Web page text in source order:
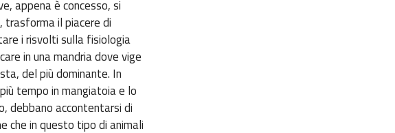
appena è concesso, si
trasforma il piacere di
i risvolti sulla fisiologia
in una mandria dove vige
del più dominante. In
tempo in mangiatoia e lo
debbano accontentarsi di
in questo tipo di animali